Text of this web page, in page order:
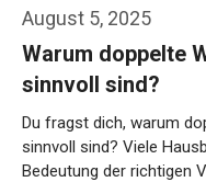
August 5, 2025
Warum doppelte
sinnvoll sind?
Du fragst dich, warum
sinnvoll sind? Viele
Bedeutung der richtigen